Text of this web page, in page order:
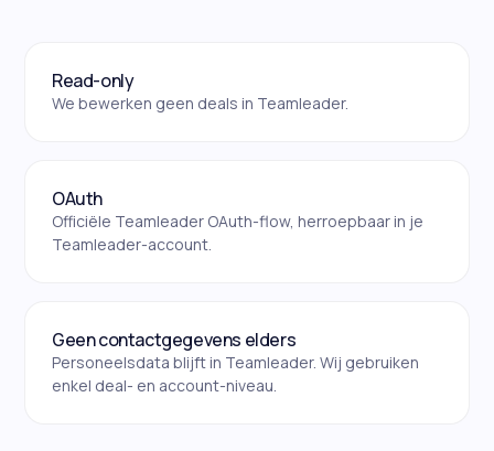
Read-only
We bewerken geen deals in Teamleader.
OAuth
Officiële Teamleader OAuth-flow, herroepbaar in je
Teamleader-account.
Geen contactgegevens elders
Personeelsdata blijft in Teamleader. Wij gebruiken
enkel deal- en account-niveau.